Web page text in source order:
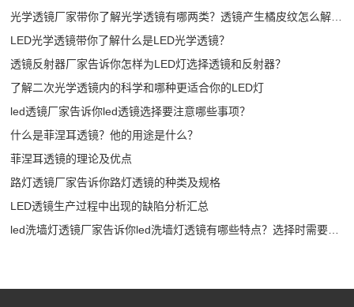
光学透镜厂家带你了解光学透镜有哪两类？透镜产生橘皮纹怎么解
决？
LED光学透镜带你了解什么是LED光学透镜？
透镜反射器厂家告诉你怎样为LED灯选择透镜和反射器？
了解二次光学透镜内的科学和哪种更适合你的LED灯
led透镜厂家告诉你led透镜选择要注意哪些事项？
什么是菲涅耳透镜？他的用途是什么？
菲涅耳透镜的理论及优点
路灯透镜厂家告诉你路灯透镜的种类及规格
LED透镜生产过程中出现的缺陷分析汇总
led洗墙灯透镜厂家告诉你led洗墙灯透镜有哪些特点？选择时需要注